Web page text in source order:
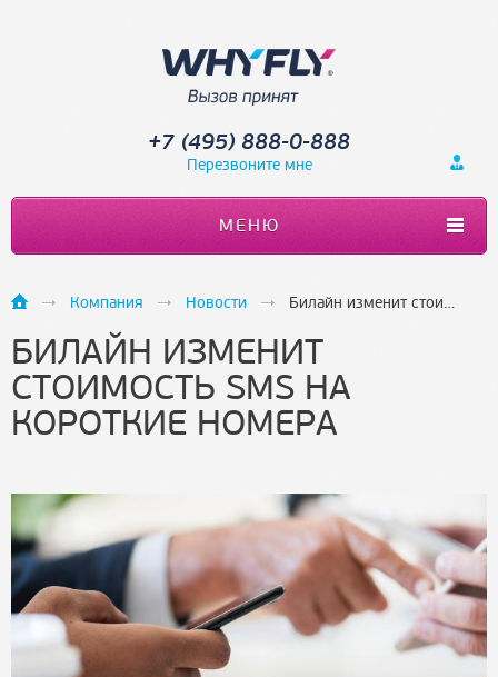
+7 (495) 888-0-888
Перезвоните мне
МЕНЮ
Компания Новости Билайн изменит стоимость SMS на короткие номера
БИЛАЙН ИЗМЕНИТ
СТОИМОСТЬ SMS НА
КОРОТКИЕ НОМЕРА